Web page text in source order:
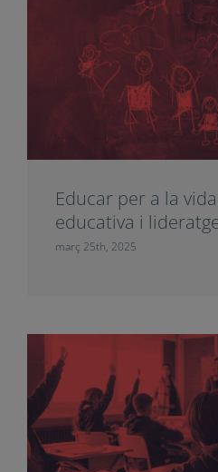
Educar per a la
educativa i
març 25th, 2025